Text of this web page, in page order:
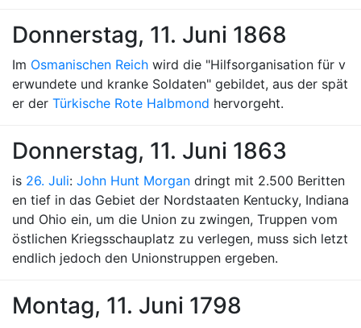
Donnerstag, 11. Juni 1868
Im Osmanischen Reich wird die "Hilfsorganisation für v
erwundete und kranke Soldaten" gebildet, aus der spät
er der Türkische Rote Halbmond hervorgeht.
Donnerstag, 11. Juni 1863
is 26. Juli: John Hunt Morgan dringt mit 2.500 Beritten
en tief in das Gebiet der Nordstaaten Kentucky, Indiana
und Ohio ein, um die Union zu zwingen, Truppen vom
östlichen Kriegsschauplatz zu verlegen, muss sich letzt
endlich jedoch den Unionstruppen ergeben.
Montag, 11. Juni 1798